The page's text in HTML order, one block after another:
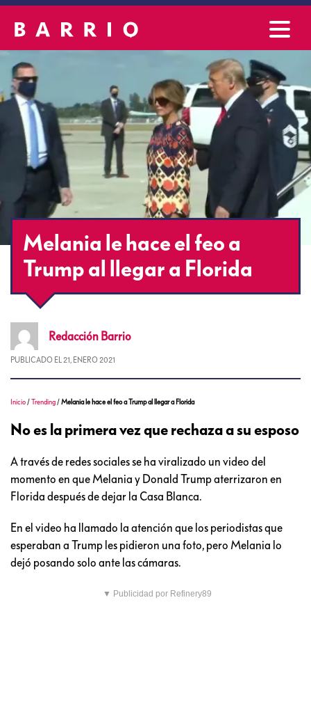
Melania le hace el feo a
Trump al llegar a Florida
Redacción Barrio
PUBLICADO EL 21, ENERO 2021
Inicio /Trending /Melania le hace el feo a Trump al llegar a Florida
No es la primera vez que rechaza a su esposo
A través de redes sociales se ha viralizado un video del
momento en que Melania y Donald Trump aterrizaron en
Florida después de dejar la Casa Blanca.
En el video ha llamado la atención que los periodistas que
esperaban a Trump les pidieron una foto, pero Melania lo
dejó posando solo ante las cámaras.
▼ Publicidad por Refinery89